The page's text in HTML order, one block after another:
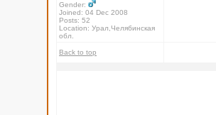
Gender:
Joined: 04 Dec 2008
Posts: 52
Location: Урал,Челябинская
обл.
Back to top